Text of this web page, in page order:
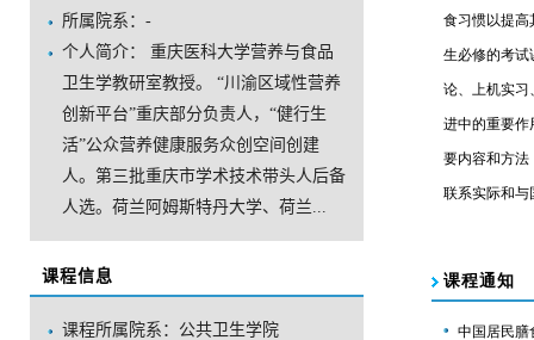
所属院系：-
个人简介：重庆医科大学营养与食品
卫生学教研室教授。“川渝区域性营养
创新平台”重庆部分负责人，“健行生
活”公众营养健康服务众创空间创建
人。第三批重庆市学术技术带头人后备
人选。荷兰阿姆斯特丹大学、荷兰...
课程信息
课程所属院系：公共卫生学院